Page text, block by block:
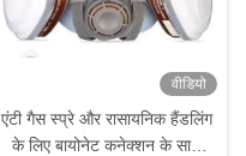
वीडियो
एंटी गैस स्प्रे और रासायनिक हैंडलिंग
के लिए बायोनेट कनेक्शन के साथ